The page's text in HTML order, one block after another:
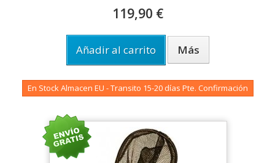
119,90 €
Añadir al carrito Más
En Stock Almacen EU - Transito 15-20 días Pte. Confirmación